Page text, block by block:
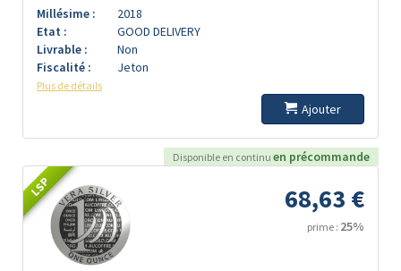
Millésime :
2018
Etat :
GOOD DELIVERY
Livrable :
Non
Fiscalité :
Jeton
Plus de détails
Ajouter
Disponible en continu en précommande
LSP 68,63 €
prime : 25%